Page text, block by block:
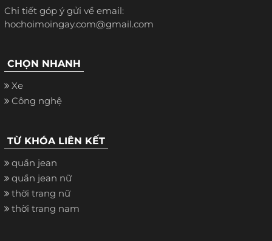
Chi tiết góp ý gửi về email:
hochoimoingay.com@gmail.com
CHỌN NHANH
Xe
Công nghệ
TỪ KHÓA LIÊN KẾT
quần jean
quần jean nữ
thời trang nữ
thời trang nam